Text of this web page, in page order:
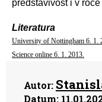
představivost i v roce
Literatura
University of Nottingham 6. 1.
Science online 6. 1. 2013.
Autor:
Datum: